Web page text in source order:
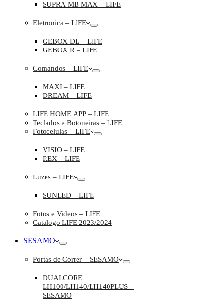
SUPRA MB MAX – LIFE
Eletronica – LIFE
GEBOX DL – LIFE
GEBOX R – LIFE
Comandos – LIFE
MAXI – LIFE
DREAM – LIFE
LIFE HOME APP – LIFE
Teclados e Botoneiras – LIFE
Fotocelulas – LIFE
VISIO – LIFE
REX – LIFE
Luzes – LIFE
SUNLED – LIFE
Fotos e Videos – LIFE
Catalogo LIFE 2023/2024
SESAMO
Portas de Correr – SESAMO
DUALCORE
LH100/LH140/LH140PLUS –
SESAMO